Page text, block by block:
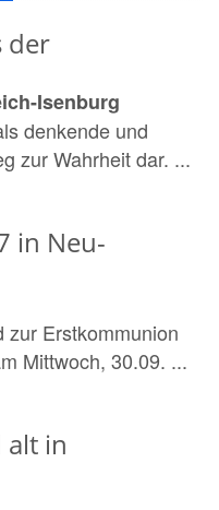
der
Isenburg
denkende und
zur Wahrheit dar. ...
in Neu-
zur Erstkommunion
Mittwoch, 30.09. ...
in